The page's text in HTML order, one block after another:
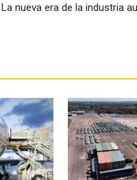
La nueva era de la industria